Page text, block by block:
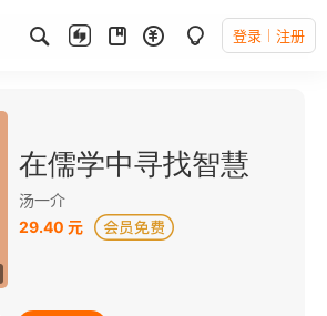
登录 注册
在儒学中寻找智慧
汤一介
29.40 元